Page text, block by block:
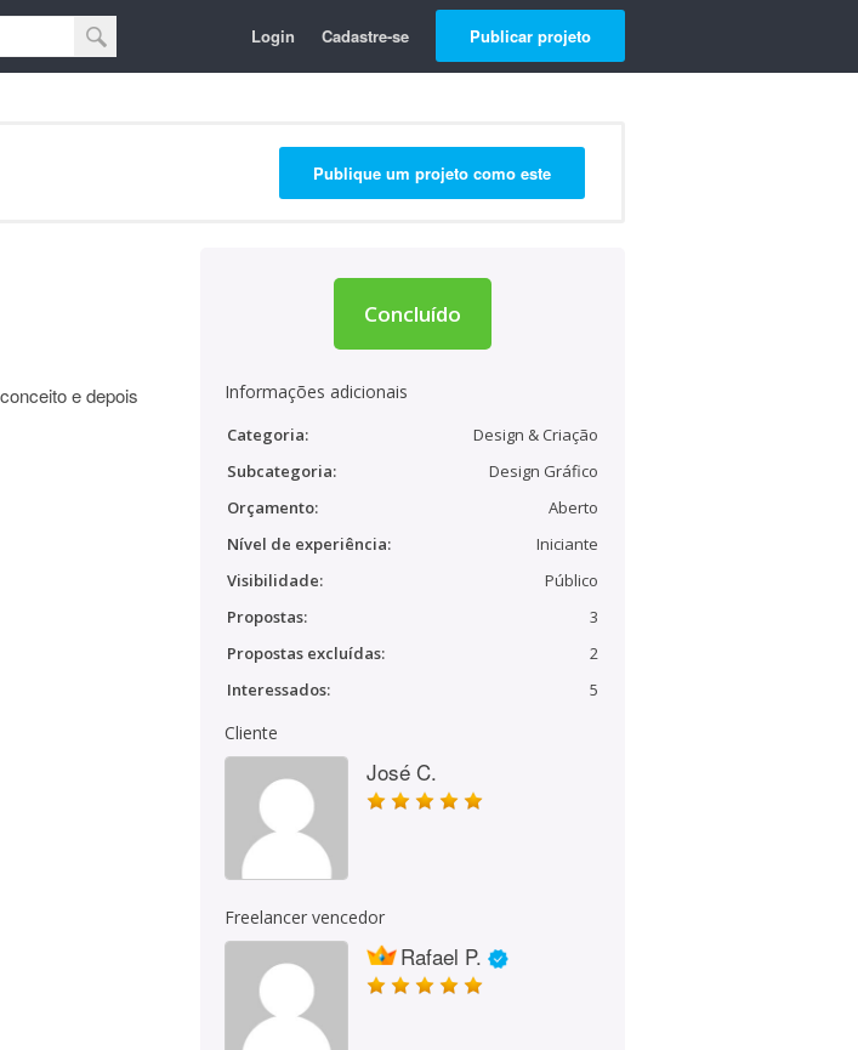
Login Cadastre-se Publicar projeto
Publique um projeto como este
e depois
Concluído
Informações adicionais
Categoria:
Design & Criação
Subcategoria:
Design Gráfico
Orçamento:
Aberto
Nível de experiência:
Iniciante
Visibilidade:
Público
Propostas:
3
Propostas excluídas:
2
Interessados:
5
Cliente
José C.
Freelancer vencedor
Rafael P.